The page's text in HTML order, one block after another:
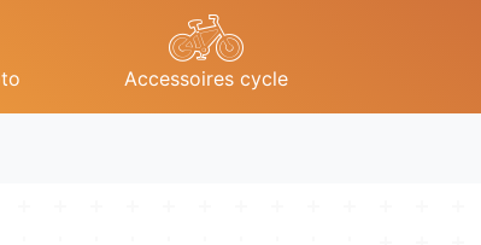
Accessoires cycle